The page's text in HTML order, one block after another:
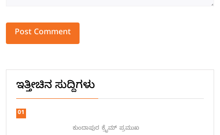
ಇತ್ತೀಚಿನ ಸುದ್ದಿಗಳು
01
ಕುಂದಾಪುರ ಕ್ರೈಮ್ ಪ್ರಮುಖ